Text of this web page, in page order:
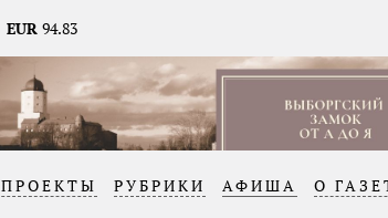
EUR 94.83
РУБРИКИ АФИША О